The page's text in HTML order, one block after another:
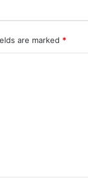
are marked *